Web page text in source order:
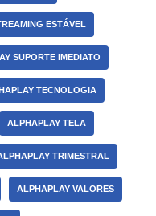
ESTÁVEL
SUPORTE IMEDIATO
TECNOLOGIA
ALPHAPLAY TELA
TRIMESTRAL
ALPHAPLAY VALORES